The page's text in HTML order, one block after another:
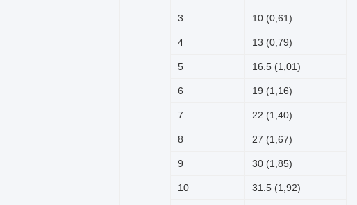
3 10 (0,61)
4 13 (0,79)
5 16.5 (1,01)
6 19 (1,16)
7 22 (1,40)
8 27 (1,67)
9 30 (1,85)
10 31.5 (1,92)